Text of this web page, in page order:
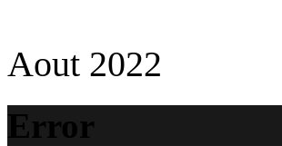
Aout 2022
Error